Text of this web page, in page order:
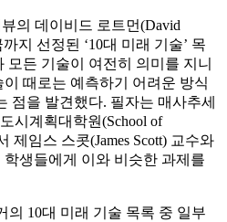
의 데이비드 로트먼(David
지 선정된 ‘10대 미래 기술’ 목
모든 기술이 여전히 의미를 지니
때로는 예측하기 어려운 방식
점을 발견했다. 필자는 매사추세
시계획대학원(School of
제임스 스콧(James Scott) 교수와
생들에게 이와 비슷한 과제를
의 10대 미래 기술 목록 중 일부